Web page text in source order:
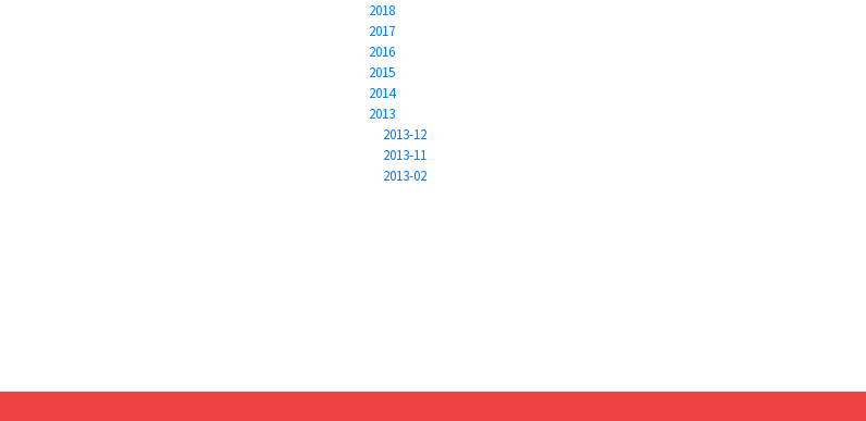
2018
2017
2016
2015
2014
2013
2013-12
2013-11
2013-02